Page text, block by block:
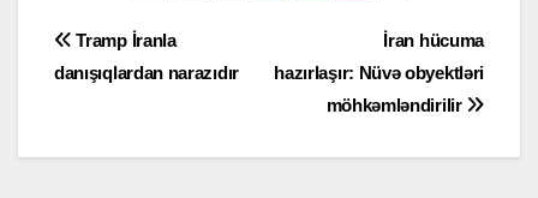
Yazı
naviqasiyası
İran hücuma
hazırlaşır: Nüvə obyektləri
möhkəmləndirilir
Tramp İranla
danışıqlardan narazıdır